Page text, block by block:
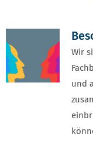
Wir
und